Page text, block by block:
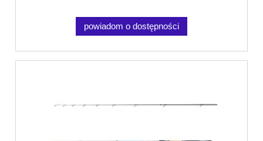
powiadom o dostępności